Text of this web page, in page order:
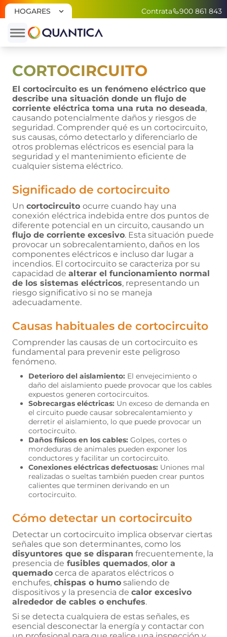
HOGARES Contrata 900 861 843
SOLARES
Instala
Placas
Solares
Baterías
Solares
Backup
Placas
Solares
Quantica
Plus
Factura
De Luz
A 0
Euros
AEROTERMIA
LUZ
PLAN
AMIGO
CONÓCENOS
CONTACTO
Home
CORTOCIRCUITO
El cortocircuito es un fenómeno eléctrico que
describe una situación donde un flujo de
corriente eléctrica toma una ruta no deseada,
causando potencialmente daños y riesgos de
seguridad. Comprender qué es un cortocircuito,
sus causas, cómo detectarlo y diferenciarlo de
otros problemas eléctricos es esencial para la
seguridad y el mantenimiento eficiente de
cualquier sistema eléctrico.
Significado de cortocircuito
Un cortocircuito ocurre cuando hay una
conexión eléctrica indebida entre dos puntos de
diferente potencial en un circuito, causando un
flujo de corriente excesivo. Esta situación puede
provocar un sobrecalentamiento, daños en los
componentes eléctricos e incluso dar lugar a
incendios. El cortocircuito se caracteriza por su
capacidad de alterar el funcionamiento normal
de los sistemas eléctricos, representando un
riesgo significativo si no se maneja
adecuadamente.
Causas habituales de cortocircuito
Comprender las causas de un cortocircuito es
fundamental para prevenir este peligroso
fenómeno.
Deterioro del aislamiento: El envejecimiento o
daño del aislamiento puede provocar que los cables
expuestos generen cortocircuitos.
Sobrecargas eléctricas: Un exceso de demanda en
el circuito puede causar sobrecalentamiento y
derretir el aislamiento, lo que puede provocar un
cortocircuito.
Daños físicos en los cables: Golpes, cortes o
mordeduras de animales pueden exponer los
conductores y facilitar un cortocircuito.
Conexiones eléctricas defectuosas: Uniones mal
realizadas o sueltas también pueden crear puntos
calientes que terminen derivando en un
cortocircuito.
Cómo detectar un cortocircuito
Detectar un cortocircuito implica observar ciertas
señales que son determinantes, como los
disyuntores que se disparan frecuentemente, la
presencia de fusibles quemados, olor a
quemado cerca de aparatos eléctricos o
enchufes, chispas o humo saliendo de
dispositivos y la presencia de calor excesivo
alrededor de cables o enchufes.
Si se detecta cualquiera de estas señales, es
esencial desconectar la energía y contactar con